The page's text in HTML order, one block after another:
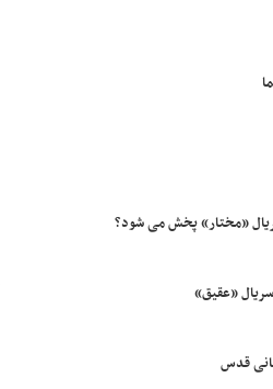
«مختار» پخش می شود؟
«عقیق»
قدس